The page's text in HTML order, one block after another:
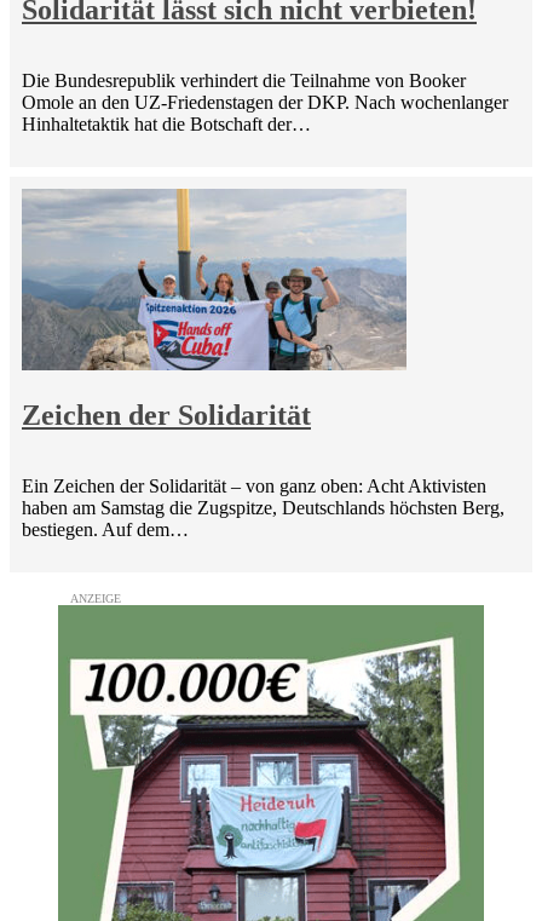
Solidarität lässt sich nicht verbieten!
Die Bundesrepublik verhindert die Teilnahme von Booker
Omole an den UZ-Friedenstagen der DKP. Nach wochenlanger
Hinhaltetaktik hat die Botschaft der…
Zeichen der Solidarität
Ein Zeichen der Solidarität – von ganz oben: Acht Aktivisten
haben am Samstag die Zugspitze, Deutschlands höchsten Berg,
bestiegen. Auf dem…